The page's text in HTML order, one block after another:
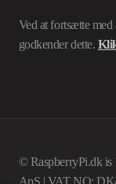
Ved at fortsætte med
godkender dette.
© RaspberryPi.dk is
ApS | VAT NO: